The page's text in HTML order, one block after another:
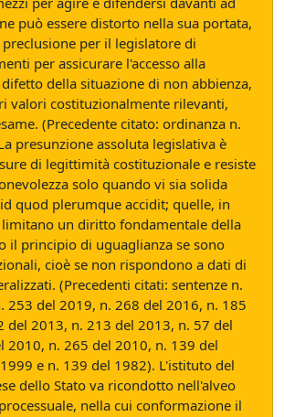
può essere distorto nella sua portata,
per il legislatore di
per assicurare l'accesso alla
della situazione di non abbienza,
valori costituzionalmente rilevanti,
(Precedente citato: ordinanza n.
presunzione assoluta legislativa è
di legittimità costituzionale e resiste
solo quando vi sia solida
quod plerumque accidit; quelle, in
un diritto fondamentale della
il principio di uguaglianza se sono
cioè se non rispondono a dati di
(Precedenti citati: sentenze n.
253 del 2019, n. 268 del 2016, n. 185
del 2013, n. 213 del 2013, n. 57 del
2010, n. 265 del 2010, n. 139 del
e n. 139 del 1982). L'istituto del
dello Stato va ricondotto nell'alveo
nella cui conformazione il